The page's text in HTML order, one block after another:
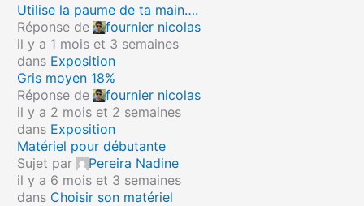
Utilise la paume de ta main….
Réponse de
fournier nicolas
il y a 1 mois et 3 semaines
dans Exposition
Gris moyen 18%
Réponse de
fournier nicolas
il y a 2 mois et 2 semaines
dans Exposition
Matériel pour débutante
Sujet par
Pereira Nadine
il y a 6 mois et 3 semaines
dans Choisir son matériel